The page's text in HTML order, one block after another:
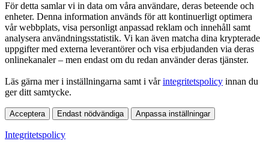
För detta samlar vi in data om våra användare, deras beteende och
enheter. Denna information används för att kontinuerligt optimera
vår webbplats, visa personligt anpassad reklam och innehåll samt
analysera användningsstatistik. Vi kan även matcha dina krypterade
uppgifter med externa leverantörer och visa erbjudanden via deras
onlinekanaler – men endast om du redan använder deras tjänster.
Läs gärna mer i inställningarna samt i vårintegritetspolicy innan du
ger ditt samtycke.
Acceptera Endast nödvändiga Anpassa inställningar
Integritetspolicy